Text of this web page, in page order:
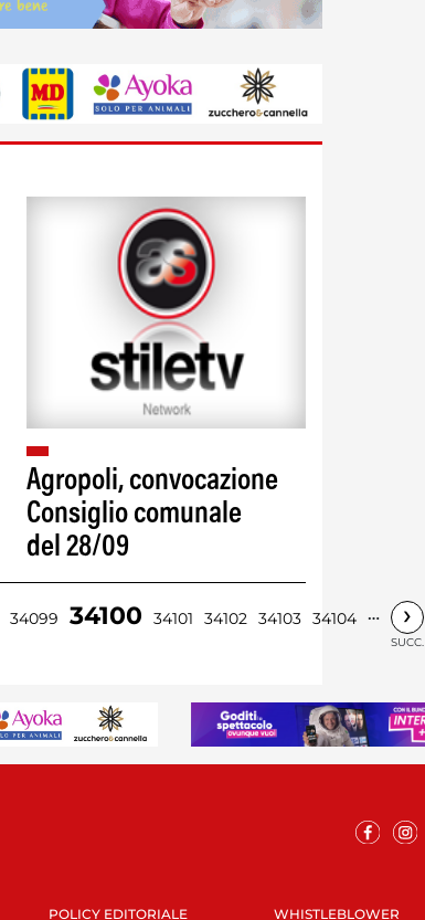
Agropoli, convocazione
Consiglio comunale
del 28/09
34099 34100 34101 34102 34103 34104 … ›
SUCC.
POLICY EDITORIALE WHISTLEBLOWER